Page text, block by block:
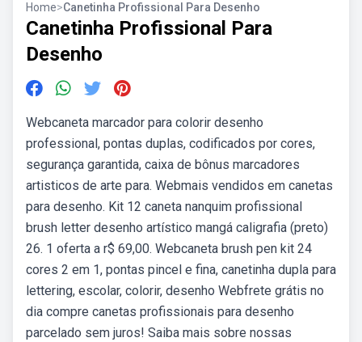
Home>Canetinha Profissional Para Desenho
Canetinha Profissional Para
Desenho
Webcaneta marcador para colorir desenho
professional, pontas duplas, codificados por cores,
segurança garantida, caixa de bônus marcadores
artisticos de arte para. Webmais vendidos em canetas
para desenho. Kit 12 caneta nanquim profissional
brush letter desenho artístico mangá caligrafia (preto)
26. 1 oferta a r$ 69,00. Webcaneta brush pen kit 24
cores 2 em 1, pontas pincel e fina, canetinha dupla para
lettering, escolar, colorir, desenho Webfrete grátis no
dia compre canetas profissionais para desenho
parcelado sem juros! Saiba mais sobre nossas